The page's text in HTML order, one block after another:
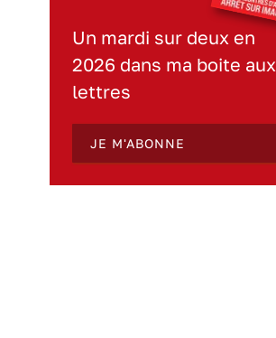
Un mardi sur deux en
2026 dans ma boite aux
lettres
JE M'ABONNE